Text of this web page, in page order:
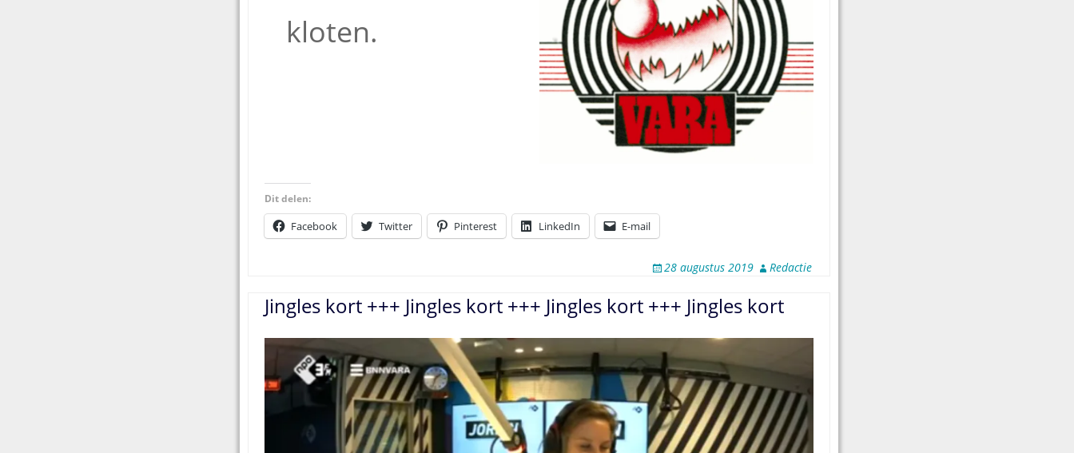
kloten.
Dit delen:
Facebook Twitter Pinterest LinkedIn E-mail
28 augustus 2019 Redactie
Jingles kort +++ Jingles kort +++ Jingles kort +++ Jingles kort